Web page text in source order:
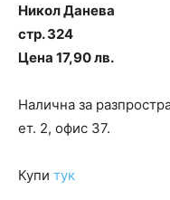
Никол Данева
стр. 324
Цена 17,90 лв.
Налична за
ет. 2, офис 37.
Купи тук